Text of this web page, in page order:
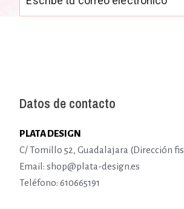
Datos de contacto
PLATA DESIGN
C/ Tomillo 52, Guadalajara (Dirección
Email: shop@plata-design.es
Teléfono: 610665191